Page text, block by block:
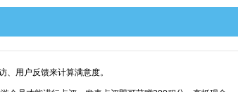
、用户反馈来计算满意度。